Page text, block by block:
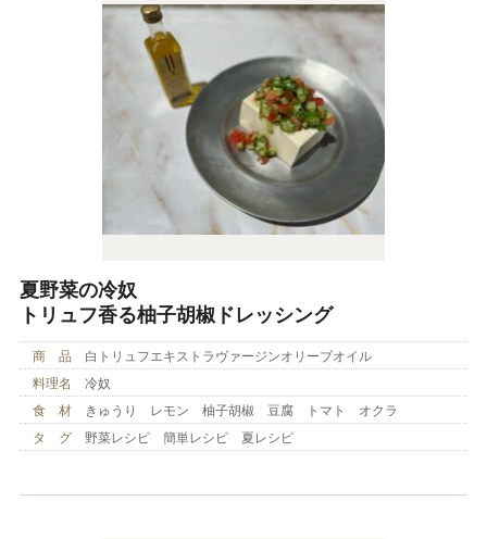
夏野菜の冷奴
トリュフ香る柚子胡椒ドレッシング
商 品
白トリュフエキストラヴァージンオリーブオイル
料理名
冷奴
食 材
きゅうり レモン 柚子胡椒 豆腐 トマト オクラ
タ グ
野菜レシピ 簡単レシピ 夏レシピ